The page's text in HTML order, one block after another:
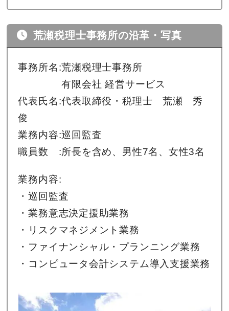
荒瀬税理士事務所の沿革・写真
事務所名:荒瀬税理士事務所
有限会社 経営サービス
代表氏名:代表取締役・税理士 荒瀬 秀
俊
業務内容:巡回監査
職員数 :所長を含め、男性7名、女性3名
業務内容:
・巡回監査
・業務意志決定援助業務
・リスクマネジメント業務
・ファイナンシャル・プランニング業務
・コンピュータ会計システム導入支援業務